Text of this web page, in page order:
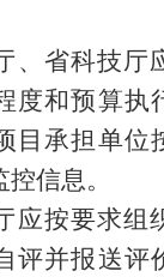
、 省科技厅
度和预算执
目承担单位
信息。
应按要求组
评并报送评